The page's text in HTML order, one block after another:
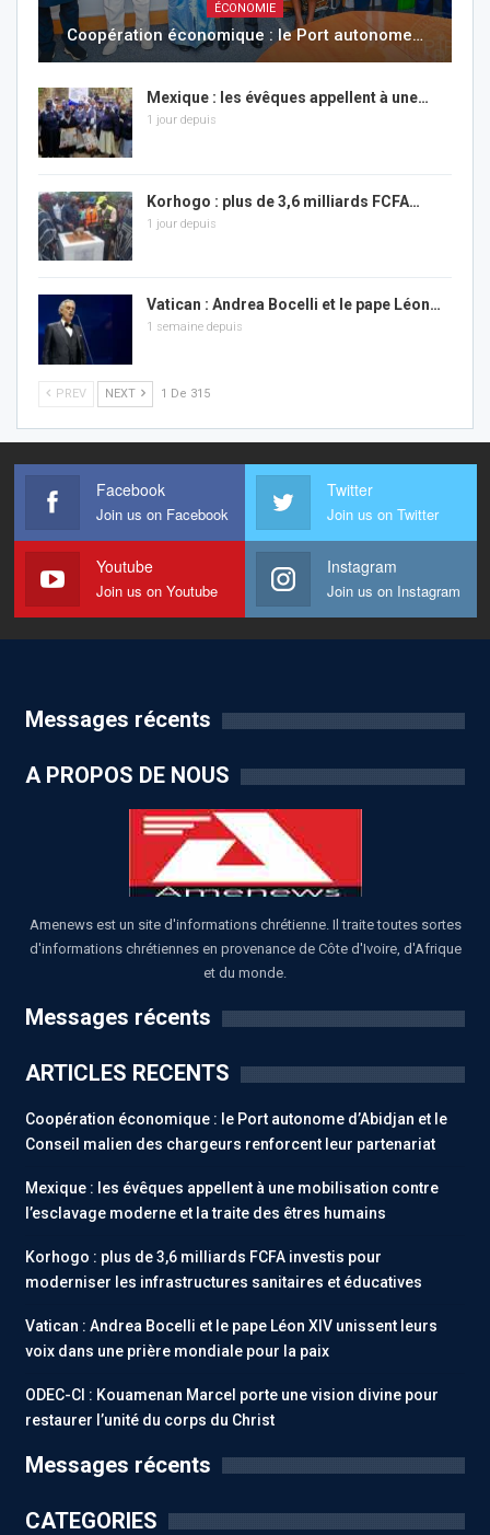
ÉCONOMIE
Coopération économique : le Port autonome…
Mexique : les évêques appellent à une…
1 jour depuis
Korhogo : plus de 3,6 milliards FCFA…
1 jour depuis
Vatican : Andrea Bocelli et le pape Léon…
1 semaine depuis
PREV NEXT 1 De 315
Facebook
Join us on Facebook
Twitter
Join us on Twitter
Youtube
Join us on Youtube
Instagram
Join us on Instagram
Messages récents
A PROPOS DE NOUS
Amenews est un site d'informations chrétienne. Il traite toutes sortes
d'informations chrétiennes en provenance de Côte d'Ivoire, d'Afrique
et du monde.
Messages récents
ARTICLES RECENTS
Coopération économique : le Port autonome d’Abidjan et le
Conseil malien des chargeurs renforcent leur partenariat
Mexique : les évêques appellent à une mobilisation contre
l’esclavage moderne et la traite des êtres humains
Korhogo : plus de 3,6 milliards FCFA investis pour
moderniser les infrastructures sanitaires et éducatives
Vatican : Andrea Bocelli et le pape Léon XIV unissent leurs
voix dans une prière mondiale pour la paix
ODEC-CI : Kouamenan Marcel porte une vision divine pour
restaurer l’unité du corps du Christ
Messages récents
CATEGORIES